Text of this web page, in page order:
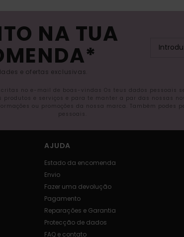
NA TUA
e ofertas exclusivas.
no e-mail de boas-vindas Os teus dados pessoais
produtos e serviços e para te manter a par das nossas
ou promoções da nossa marca. Também
pessoais.
AJUDA
Estado da encomenda
Envio
Fazer uma devolução
Pagamento
Reparações e Garantia
Protecção de dados
FAQ e contato